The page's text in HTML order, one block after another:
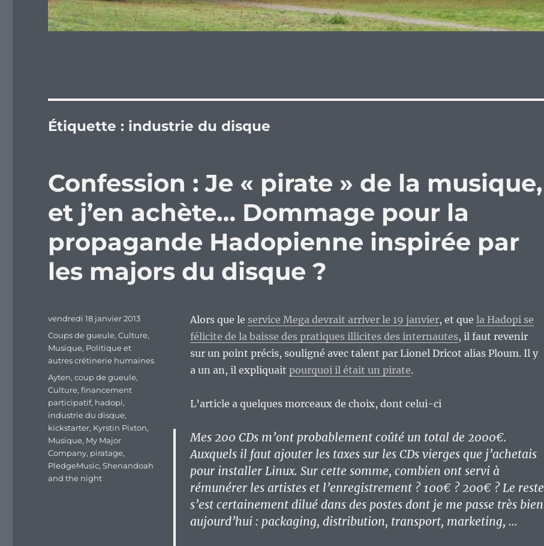
Étiquette : industrie du disque
Confession : Je « pirate » de la musique,
et j’en achète… Dommage pour la
propagande Hadopienne inspirée par
les majors du disque ?
Alors que le service Mega devrait arriver le 19 janvier, et que la Hadopi se
félicite de la baisse des pratiques illicites des internautes, il faut revenir
sur un point précis, souligné avec talent par Lionel Dricot alias Ploum. Il y
a un an, il expliquait pourquoi il était un pirate.
L’article a quelques morceaux de choix, dont celui-ci
Mes 200 CDs m’ont probablement coûté un total de 2000€.
Auxquels il faut ajouter les taxes sur les CDs vierges que j’achetais
pour installer Linux. Sur cette somme, combien ont servi à
rémunérer les artistes et l’enregistrement ? 100€ ? 200€ ? Le reste
s’est certainement dilué dans des postes dont je me passe très bien
aujourd’hui : packaging, distribution, transport, marketing, …
Publié
vendredi 18 janvier 2013
Catégories
Coups de gueule,Culture,
Musique, Politique et
autres crétinerie humaines
Étiquettes
Ayten,coup de gueule,
Culture,financement
participatif, hadopi,
industrie du disque,
kickstarter, Kyrstin Pixton,
Musique, My Major
Company, piratage,
PledgeMusic,Shenandoah
and the night